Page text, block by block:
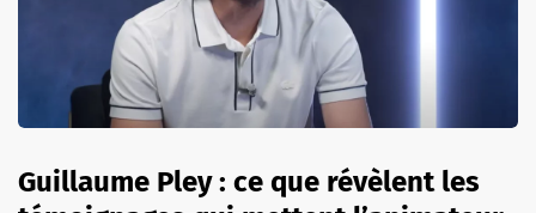
Guillaume Pley : ce que révèlent les